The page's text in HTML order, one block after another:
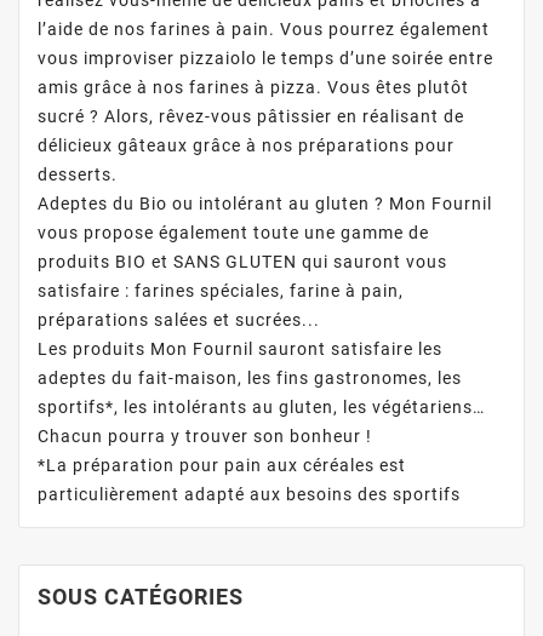
l’aide de nos farines à pain. Vous pourrez également
vous improviser pizzaiolo le temps d’une soirée entre
amis grâce à nos farines à pizza. Vous êtes plutôt
sucré ? Alors, rêvez-vous pâtissier en réalisant de
délicieux gâteaux grâce à nos préparations pour
desserts.
Adeptes du Bio ou intolérant au gluten ? Mon Fournil
vous propose également toute une gamme de
produits BIO et SANS GLUTEN qui sauront vous
satisfaire : farines spéciales, farine à pain,
préparations salées et sucrées...
Les produits Mon Fournil sauront satisfaire les
adeptes du fait-maison, les fins gastronomes, les
sportifs*, les intolérants au gluten, les végétariens…
Chacun pourra y trouver son bonheur !
*La préparation pour pain aux céréales est
particulièrement adapté aux besoins des sportifs
SOUS CATÉGORIES